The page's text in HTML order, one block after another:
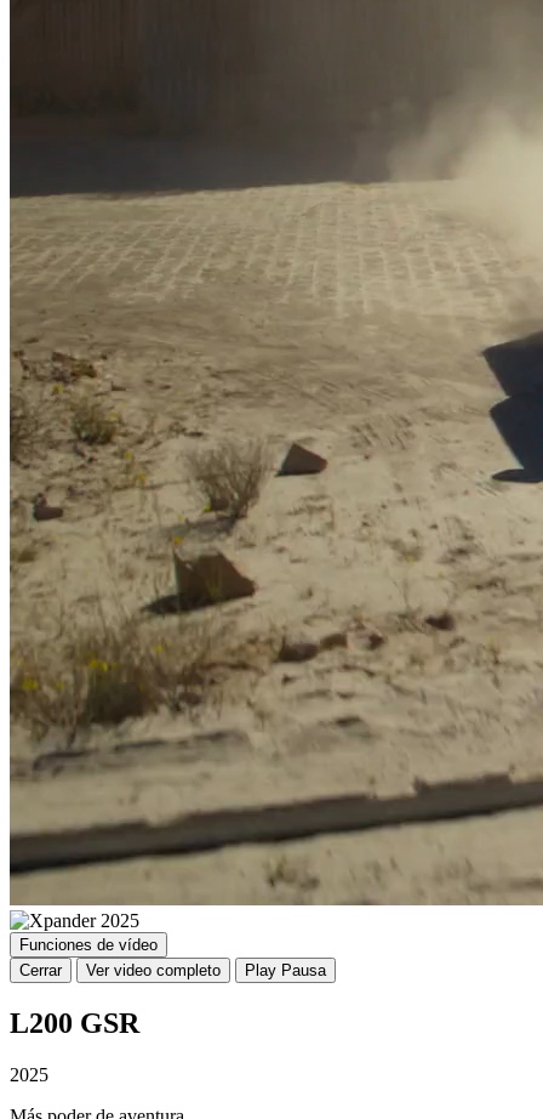
Funciones de vídeo
Cerrar
Ver video completo Play Pausa
L200 GSR
2025